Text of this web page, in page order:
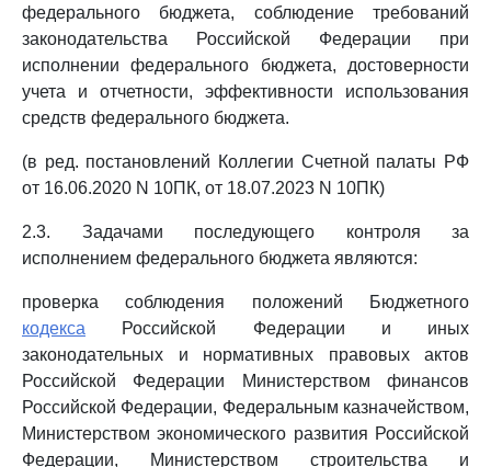
федерального бюджета, соблюдение требований
законодательства Российской Федерации при
исполнении федерального бюджета, достоверности
учета и отчетности, эффективности использования
средств федерального бюджета.
(в ред. постановлений Коллегии Счетной палаты РФ
от 16.06.2020 N 10ПК, от 18.07.2023 N 10ПК)
2.3. Задачами последующего контроля за
исполнением федерального бюджета являются:
проверка соблюдения положений Бюджетного
кодекса Российской Федерации и иных
законодательных и нормативных правовых актов
Российской Федерации Министерством финансов
Российской Федерации, Федеральным казначейством,
Министерством экономического развития Российской
Федерации, Министерством строительства и